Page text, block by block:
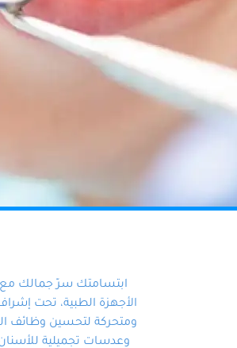
ابتسامتك سرّ جمالك مع
الأجهزة الطبية، تحت
ومتحركة لتحسين وظائف
وعدسات تجميلية